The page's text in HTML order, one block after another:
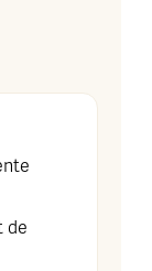
de